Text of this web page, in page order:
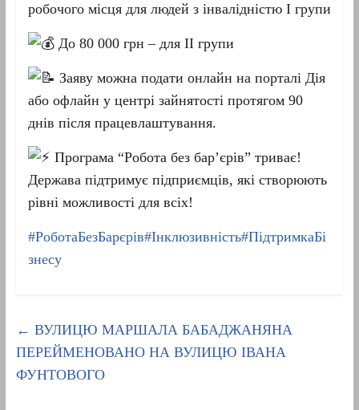
робочого місця для людей з інвалідністю I групи
До 80 000 грн – для II групи
Заяву можна подати онлайн на порталі Дія
або офлайн у центрі зайнятості протягом 90
днів після працевлаштування.
Програма “Робота без бар’єрів” триває!
Держава підтримує підприємців, які створюють
рівні можливості для всіх!
#РоботаБезБарєрів#Інклюзивність#ПідтримкаБі
знесу
← ВУЛИЦЮ МАРШАЛА БАБАДЖАНЯНА
ПЕРЕЙМЕНОВАНО НА ВУЛИЦЮ ІВАНА
ФУНТОВОГО